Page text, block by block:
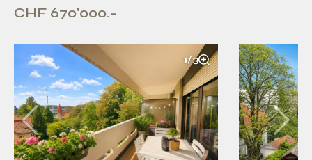
CHF 670'000.-
1/3